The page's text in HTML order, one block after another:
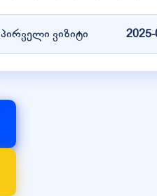
პირველი ვიზიტი